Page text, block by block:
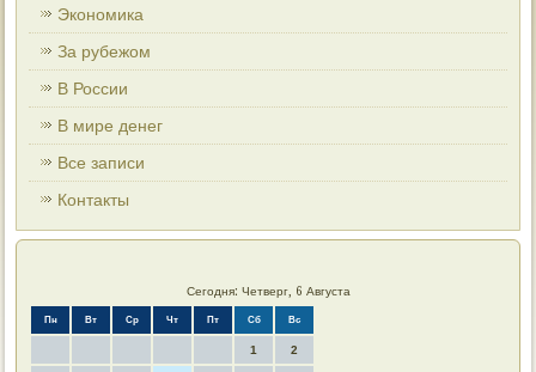
Экономика
За рубежом
В России
В мире денег
Все записи
Контакты
Сегодня: Четверг, 6 Августа
Пн Вт Ср Чт Пт Сб Вс
1 2